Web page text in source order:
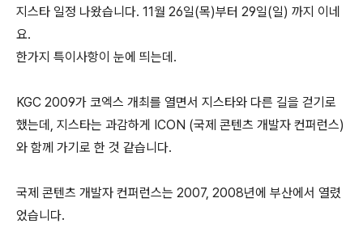
지스타 일정 나왔습니다. 11월 26일(목)부터 29일(일) 까지 이네
요.
한가지 특이사항이 눈에 띄는데.
KGC 2009가 코엑스 개최를 열면서 지스타와 다른 길을 걷기로
했는데, 지스타는 과감하게 ICON (국제 콘텐츠 개발자 컨퍼런스)
와 함께 가기로 한 것 같습니다.
국제 콘텐츠 개발자 컨퍼런스는 2007, 2008년에 부산에서 열렸
었습니다.